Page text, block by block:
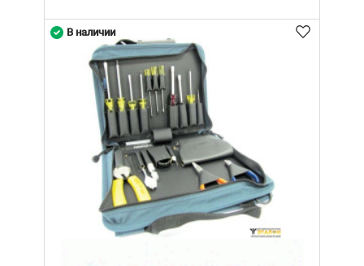
В наличии